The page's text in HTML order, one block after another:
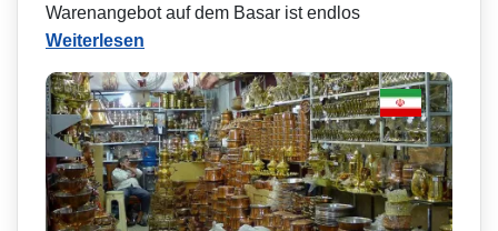
Warenangebot auf dem Basar ist endlos
Weiterlesen